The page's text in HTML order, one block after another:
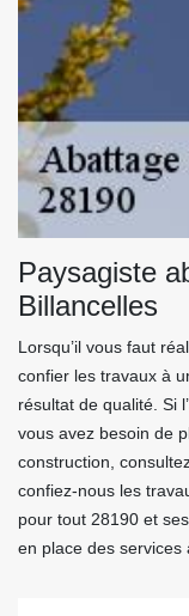
Paysagiste
Billancelles
Lorsqu’il vous faut
confier les travaux à
résultat de qualité. Si
vous avez besoin de
construction,
confiez-nous les
pour tout 28190 et
en place des services